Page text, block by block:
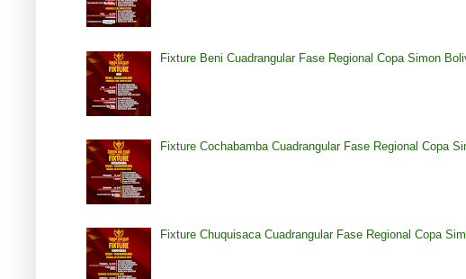
Fixture Beni Cuadrangular Fase Regional Copa Simon
Fixture Cochabamba Cuadrangular Fase Regional Copa
Fixture Chuquisaca Cuadrangular Fase Regional Copa